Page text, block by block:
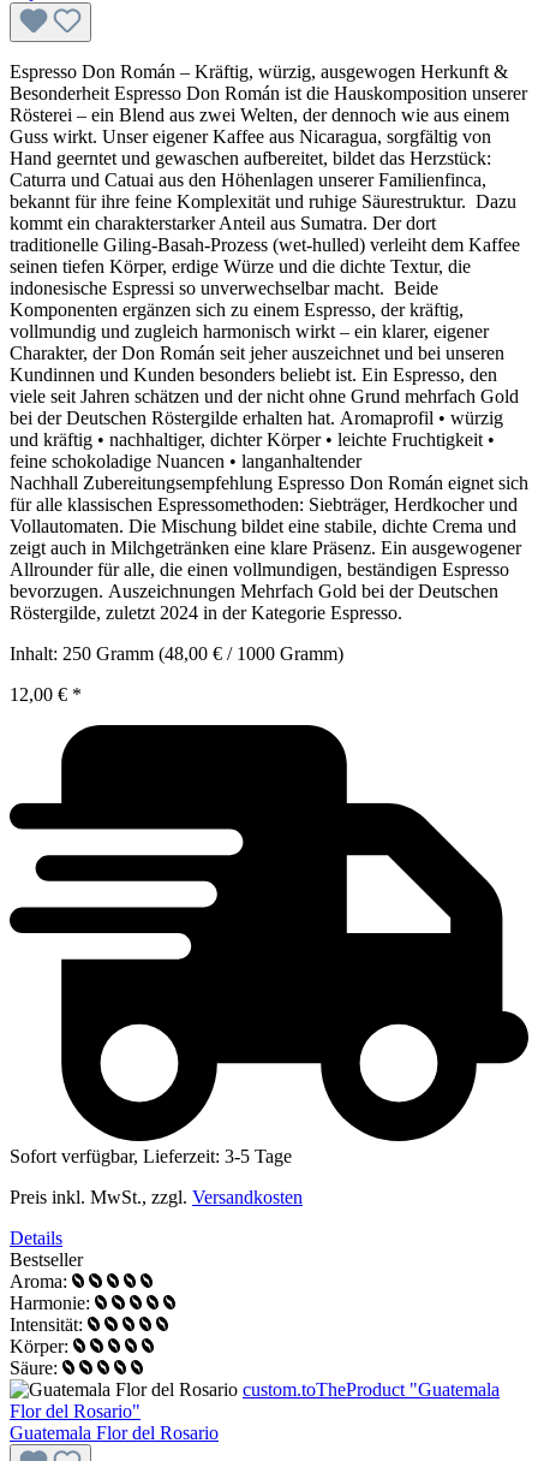
Espresso Don Román – Kräftig, würzig, ausgewogen Herkunft &
Besonderheit Espresso Don Román ist die Hauskomposition unserer
Rösterei – ein Blend aus zwei Welten, der dennoch wie aus einem
Guss wirkt. Unser eigener Kaffee aus Nicaragua, sorgfältig von
Hand geerntet und gewaschen aufbereitet, bildet das Herzstück:
Caturra und Catuai aus den Höhenlagen unserer Familienfinca,
bekannt für ihre feine Komplexität und ruhige Säurestruktur. Dazu
kommt ein charakterstarker Anteil aus Sumatra. Der dort
traditionelle Giling-Basah-Prozess (wet-hulled) verleiht dem Kaffee
seinen tiefen Körper, erdige Würze und die dichte Textur, die
indonesische Espressi so unverwechselbar macht. Beide
Komponenten ergänzen sich zu einem Espresso, der kräftig,
vollmundig und zugleich harmonisch wirkt – ein klarer, eigener
Charakter, der Don Román seit jeher auszeichnet und bei unseren
Kundinnen und Kunden besonders beliebt ist. Ein Espresso, den
viele seit Jahren schätzen und der nicht ohne Grund mehrfach Gold
bei der Deutschen Röstergilde erhalten hat. Aromaprofil • würzig
und kräftig • nachhaltiger, dichter Körper • leichte Fruchtigkeit •
feine schokoladige Nuancen • langanhaltender
Nachhall Zubereitungsempfehlung Espresso Don Román eignet sich
für alle klassischen Espressomethoden: Siebträger, Herdkocher und
Vollautomaten. Die Mischung bildet eine stabile, dichte Crema und
zeigt auch in Milchgetränken eine klare Präsenz. Ein ausgewogener
Allrounder für alle, die einen vollmundigen, beständigen Espresso
bevorzugen. Auszeichnungen Mehrfach Gold bei der Deutschen
Röstergilde, zuletzt 2024 in der Kategorie Espresso.
Inhalt: 250 Gramm (48,00 € / 1000 Gramm)
12,00 € *
Sofort verfügbar, Lieferzeit: 3-5 Tage
Preis inkl. MwSt., zzgl. Versandkosten
Details
Bestseller
Aroma:
Harmonie:
Intensität:
Körper:
Säure:
custom.toTheProduct "Guatemala
Flor del Rosario"
Guatemala Flor del Rosario